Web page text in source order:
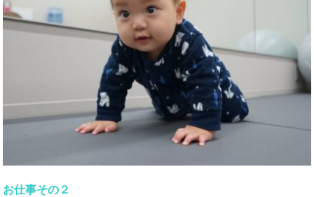
お仕事その２